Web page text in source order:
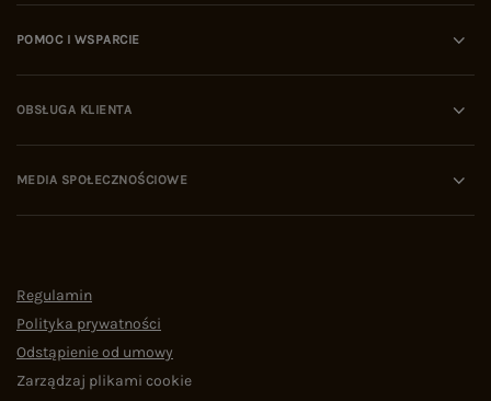
POMOC I WSPARCIE
OBSŁUGA KLIENTA
MEDIA SPOŁECZNOŚCIOWE
Regulamin
Polityka prywatności
Odstąpienie od umowy
Zarządzaj plikami cookie